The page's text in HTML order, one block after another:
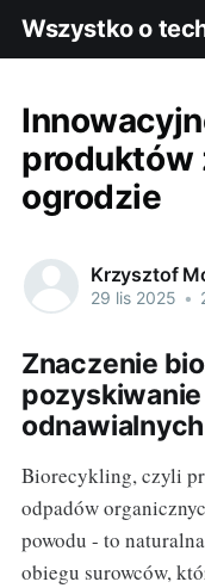
Wszystko o
produktów
ogrodzie
Krzysztof
29 lis 2025 •
Znaczenie
odnawialnych
Biorecykling, czyli
odpadów
powodu - to
obiegu surowców,